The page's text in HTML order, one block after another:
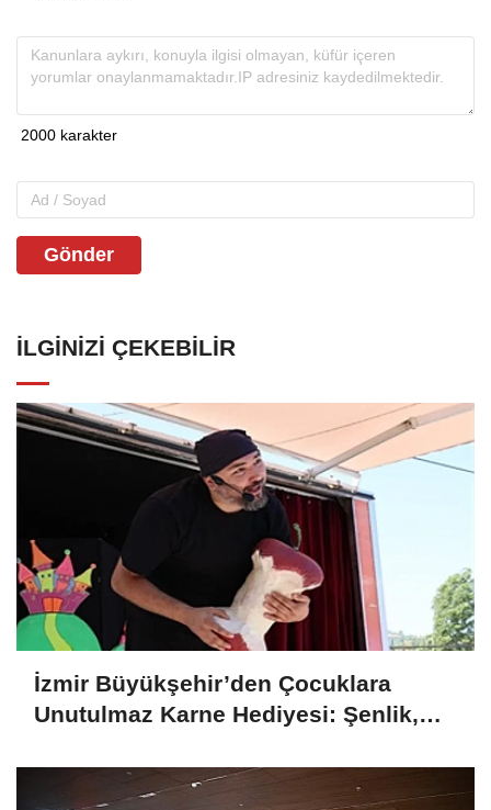
Gönder
İLGINIZI ÇEKEBILIR
İzmir Büyükşehir’den Çocuklara
Unutulmaz Karne Hediyesi: Şenlik,